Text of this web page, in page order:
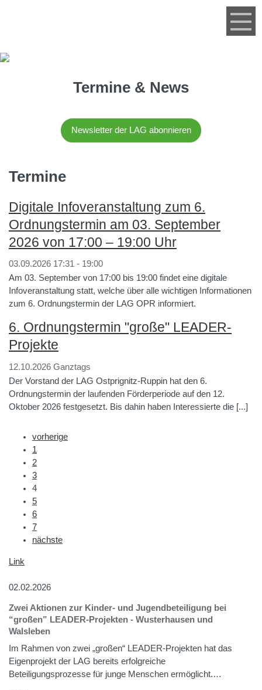
Menü
Termine & News
Newsletter der LAG abonnieren
Termine
Digitale Infoveranstaltung zum 6.
Ordnungstermin am 03. September
2026 von 17:00 – 19:00 Uhr
03.09.2026 17:31 - 19:00
Am 03. September von 17:00 bis 19:00 findet eine digitale
Infoveranstaltung statt, welche über alle wichtigen Informationen
zum 6. Ordnungstermin der LAG OPR informiert.
6. Ordnungstermin "große" LEADER-
Projekte
12.10.2026 Ganztags
Der Vorstand der LAG Ostprignitz-Ruppin hat den 6.
Ordnungstermin der laufenden Förderperiode auf den 12.
Oktober 2026 festgesetzt. Bis dahin haben Interessierte die [...]
vorherige
1
2
3
4
5
6
7
nächste
Link
02.02.2026
Zwei Aktionen zur Kinder- und Jugendbeteiligung bei
“großen” LEADER-Projekten - Wusterhausen und
Walsleben
Im Rahmen von zwei „großen“ LEADER-Projekten hat das
Eigenprojekt der LAG bereits erfolgreiche
Beteiligungsprozesse für junge Menschen ermöglicht.…